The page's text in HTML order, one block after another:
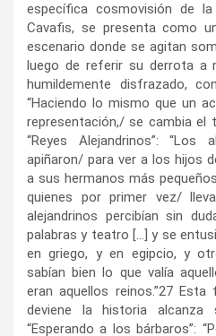
específica cosmovisión de
Cavafis, se presenta como
escenario donde se agitan
luego de referir su derrota a
humildemente disfrazado,
“Haciendo lo mismo que un
representación,/ se cambia el
“Reyes Alejandrinos”:
apiñaron/ para ver a los hijos
a sus hermanos más
quienes por primer vez/
alejandrinos percibían sin
palabras y teatro […] y se
en griego, y en egipcio, y
sabían bien lo que valía
eran aquellos reinos.”27Esta
deviene la historia alcanza
“Esperando a los bárbaros”: